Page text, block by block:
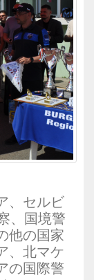
、セルビ
、国境警
他の国家
、北マケ
の国際警